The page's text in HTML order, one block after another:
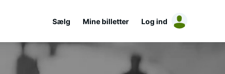
Sælg Mine billetter Log ind